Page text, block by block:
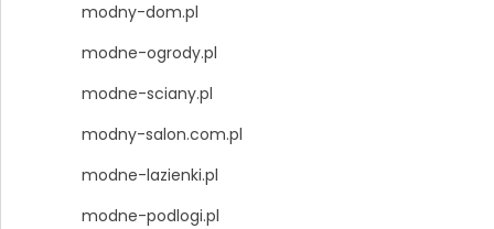
modny-dom.pl
modne-ogrody.pl
modne-sciany.pl
modny-salon.com.pl
modne-lazienki.pl
modne-podlogi.pl